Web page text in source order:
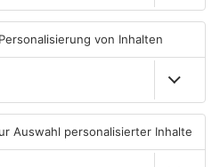
Nach Zug-Entgleisung in
Nidderau: Bahnstrecke
wieder frei